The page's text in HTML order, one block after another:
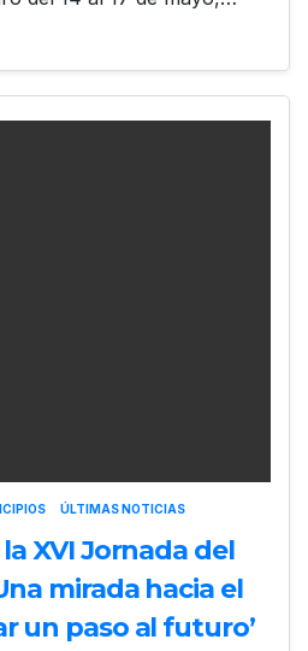
ÚLTIMAS NOTICIAS
XVI Jornada del
mirada hacia el
un paso al futuro’